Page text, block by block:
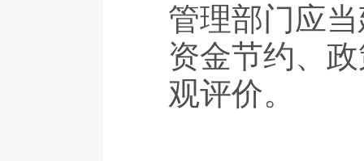
管理部门应
资金节约、
观评价。